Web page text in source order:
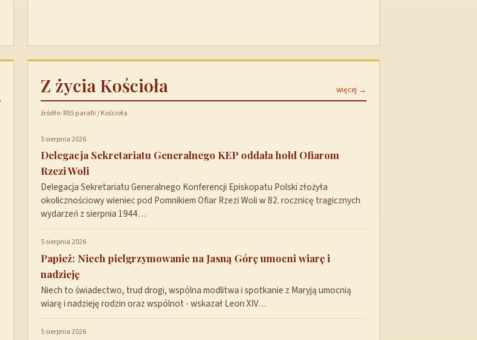
Z życia Kościoła więcej →
źródło: RSS parafii / Kościoła
5 sierpnia 2026
Delegacja Sekretariatu Generalnego KEP oddała hołd Ofiarom
Rzezi Woli
Delegacja Sekretariatu Generalnego Konferencji Episkopatu Polski złożyła
okolicznościowy wieniec pod Pomnikiem Ofiar Rzezi Woli w 82. rocznicę tragicznych
wydarzeń z sierpnia 1944…
5 sierpnia 2026
Papież: Niech pielgrzymowanie na Jasną Górę umocni wiarę i
nadzieję
Niech to świadectwo, trud drogi, wspólna modlitwa i spotkanie z Maryją umocnią
wiarę i nadzieję rodzin oraz wspólnot - wskazał Leon XIV…
5 sierpnia 2026